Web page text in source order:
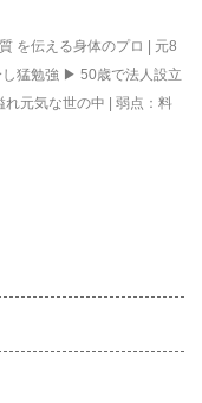
を伝える身体のプロ | 元8
猛勉強 ▶ 50歳で法人設立
れ元気な世の中 | 弱点：料